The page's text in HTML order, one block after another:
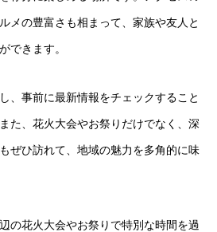
メの豊富さも相まって、家族や友人と
できます。
、事前に最新情報をチェックすること
た、花火大会やお祭りだけでなく、深
ぜひ訪れて、地域の魅力を多角的に味
の花火大会やお祭りで特別な時間を過